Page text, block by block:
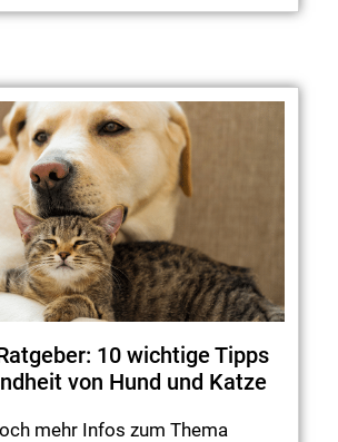
10 wichtige Tipps
von Hund und Katze
mehr Infos zum Thema